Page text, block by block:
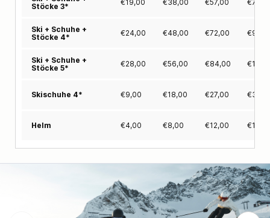
Stöcke 3*
€19,00 €38,00 €57,00 €
Ski + Schuhe +
Stöcke 4*
€24,00 €48,00 €72,00 €
Ski + Schuhe +
Stöcke 5*
€28,00 €56,00 €84,00 €
Skischuhe 4* €9,00 €18,00 €27,00 €
Helm €4,00 €8,00 €12,00 €